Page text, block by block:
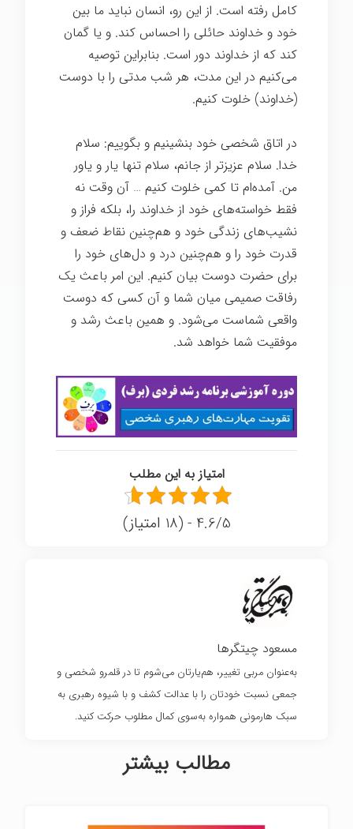
کامل رفته است. از این رو، انسان نباید ما بین
خود و خداوند حائلی را احساس کند. و یا گمان
کند که از خداوند دور است. بنابراین توصیه
می‌کنیم در این مدت، هر شب مدتی را با دوست
(خداوند) خلوت کنیم.
در اتاق شخصی خود بنشینیم و بگوییم: سلام
خدا. سلام عزیزتر از جانم، سلام تنها یار و یاور
من. آمده‌ام تا کمی خلوت کنیم … آن وقت نه
فقط خواسته‌های خود از خداوند را، بلکه فراز و
نشیب‌های زندگی خود و هم‌چنین نقاط ضعف و
قدرت خود را و هم‌چنین درد و دل‌های خود را
برای حضرت دوست بیان کنیم. این امر باعث یک
رفاقت صمیمی میان شما و آن کسی که دوست
واقعی شماست می‌شود. و همین باعث رشد و
موفقیت شما خواهد شد.
امتیاز به این مطلب
4.6/5 - (18 امتیاز)
مسعود چیتگرها
به‌عنوان مربی تغییر، هم‌یارتان می‌شوم تا در قلمرو شخصی و
جمعی نسبت خودتان را با عدالت کشف و با شیوه رهبری به
سبک هارمونی همواره به‌سوی کمال مطلوب حرکت کنید.
مطالب بیشتر